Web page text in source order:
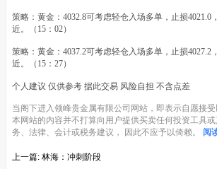
策略：黄金：4032.8可考虑轻仓入场多单，止损4021.0
近。（15：02）
策略：黄金：4037.2可考虑轻仓入场多单，止损4027.2
近。（15：27）
个人建议 仅供参考 据此交易 风险自担 不含点差
当阁下进入领峰贵金属有限公司网站，即表示自愿接受
本网站的内容并不打算向用户提供买卖任何投资工具
务、法律、会计或税务建议， 因此不应予以倚赖。
阅
上一篇: 林海：冲刺阶段